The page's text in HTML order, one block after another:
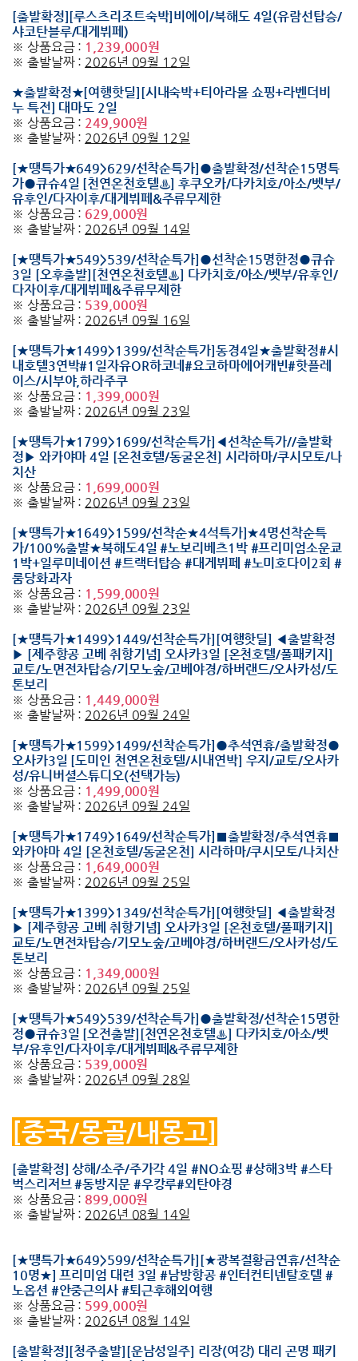
[출발확정][루스츠리조트숙박]비에이/북해도 4일(유람선탑승/
샤코탄블루/대게뷔페)
※ 상품요금 : 1,239,000원
※ 출발날짜 : 2026년 09월 12일
★출발확정★[여행핫딜][시내숙박+티아라몰 쇼핑+라벤더비
누 특전] 대마도 2일
※ 상품요금 : 249,900원
※ 출발날짜 : 2026년 09월 12일
[★땡특가★649>629/선착순특가]●출발확정/선착순15명특
가●큐슈4일 [천연온천호텔♨] 후쿠오카/다카치호/아소/벳부/
유후인/다자이후/대게뷔페&주류무제한
※ 상품요금 : 629,000원
※ 출발날짜 : 2026년 09월 14일
[★땡특가★549>539/선착순특가]●선착순15명한정●큐슈
3일 [오후출발][천연온천호텔♨] 다카치호/아소/벳부/유후인/
다자이후/대게뷔페&주류무제한
※ 상품요금 : 539,000원
※ 출발날짜 : 2026년 09월 16일
[★땡특가★1499>1399/선착순특가]동경4일★출발확정#시
내호텔3연박#1일자유OR하코네#요코하마에어캐빈#핫플레
이스/시부야,하라주쿠
※ 상품요금 : 1,399,000원
※ 출발날짜 : 2026년 09월 23일
[★땡특가★1799>1699/선착순특가]◀선착순특가//출발확
정▶ 와카야마 4일 [온천호텔/동굴온천] 시라하마/쿠시모토/나
치산
※ 상품요금 : 1,699,000원
※ 출발날짜 : 2026년 09월 23일
[★땡특가★1649>1599/선착순★4석특가]★4명선착순특
가/100%출발★북해도4일 #노보리베츠1박 #프리미엄소운쿄
1박+일루미네이션 #트랙터탑승 #대게뷔페 #노미호다이2회 #
룸당화과자
※ 상품요금 : 1,599,000원
※ 출발날짜 : 2026년 09월 23일
[★땡특가★1499>1449/선착순특가][여행핫딜] ◀출발확정
▶ [제주항공 고베 취항기념] 오사카3일 [온천호텔/풀패키지]
교토/노면전차탑승/기모노숲/고베야경/하버랜드/오사카성/도
톤보리
※ 상품요금 : 1,449,000원
※ 출발날짜 : 2026년 09월 24일
[★땡특가★1599>1499/선착순특가]●추석연휴/출발확정●
오사카3일 [도미인 천연온천호텔/시내연박] 우지/교토/오사카
성/유니버셜스튜디오(선택가능)
※ 상품요금 : 1,499,000원
※ 출발날짜 : 2026년 09월 24일
[★땡특가★1749>1649/선착순특가]■출발확정/추석연휴■
와카야마 4일 [온천호텔/동굴온천] 시라하마/쿠시모토/나치산
※ 상품요금 : 1,649,000원
※ 출발날짜 : 2026년 09월 25일
[★땡특가★1399>1349/선착순특가][여행핫딜] ◀출발확정
▶ [제주항공 고베 취항기념] 오사카3일 [온천호텔/풀패키지]
교토/노면전차탑승/기모노숲/고베야경/하버랜드/오사카성/도
톤보리
※ 상품요금 : 1,349,000원
※ 출발날짜 : 2026년 09월 25일
[★땡특가★549>539/선착순특가]●출발확정/선착순15명한
정●큐슈3일 [오전출발][천연온천호텔♨] 다카치호/아소/벳
부/유후인/다자이후/대게뷔페&주류무제한
※ 상품요금 : 539,000원
※ 출발날짜 : 2026년 09월 28일
[중국/몽골/내몽고]
[출발확정] 상해/소주/주가각 4일 #NO쇼핑 #상해3박 #스타
벅스리저브 #동방지문 #우캉루#외탄야경
※ 상품요금 : 899,000원
※ 출발날짜 : 2026년 08월 14일
[★땡특가★649>599/선착순특가][★광복절황금연휴/선착순
10명★] 프리미엄 대련 3일 #남방항공 #인터컨티넨탈호텔 #
노옵션 #안중근의사 #퇴근후해외여행
※ 상품요금 : 599,000원
※ 출발날짜 : 2026년 08월 14일
[출발확정][청주출발][운남성일주] 리장(여강) 대리 곤명 패키